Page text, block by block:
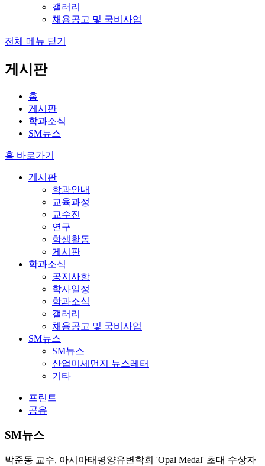
갤러리
채용공고 및 국비사업
전체 메뉴 닫기
게시판
홈
게시판
학과소식
SM뉴스
홈 바로가기
게시판
학과안내
교육과정
교수진
연구
학생활동
게시판
학과소식
공지사항
학사일정
학과소식
갤러리
채용공고 및 국비사업
SM뉴스
SM뉴스
산업미세먼지 뉴스레터
기타
프린트
공유
SM뉴스
박준동 교수, 아시아태평양유변학회 'Opal Medal' 초대 수상자